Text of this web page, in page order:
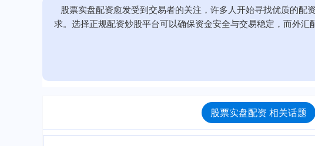
股票实盘配资愈发受到交易者的关注，许多人开始寻找优质的
求。选择正规配资炒股平台可以确保资金安全与交易稳定，而外汇
股票实盘配资 相关话题